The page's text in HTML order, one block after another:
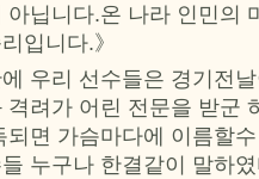
아닙니다.온 나라 인민의
입니다.》
우리 선수들은 경기전
격려가 어린 전문을 받군
되면 가슴마다에 이름할
누구나 한결같이 말하